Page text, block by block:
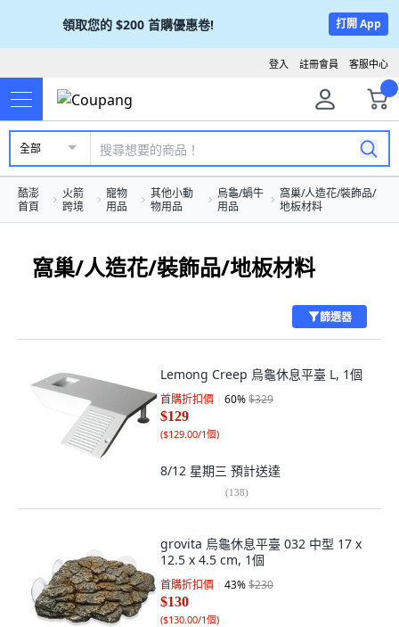
領取您的 $200 首購優惠卷! 打開 App
客服中心
註冊會員
登入
全部
酷澎
首頁
火箭
跨境
寵物
用品
其他小動
物用品
烏龜/蝸牛
用品
窩巢/人造花/裝飾品/
地板材料
窩巢/人造花/裝飾品/地板材料
篩選器
Lemong Creep 烏龜休息平臺 L, 1個
首購折扣價 60%$329
$129
($129.00/1個)
8/12 星期三 預計送達
(138)
grovita 烏龜休息平臺 032 中型 17 x
12.5 x 4.5 cm, 1個
首購折扣價 43%$230
$130
($130.00/1個)